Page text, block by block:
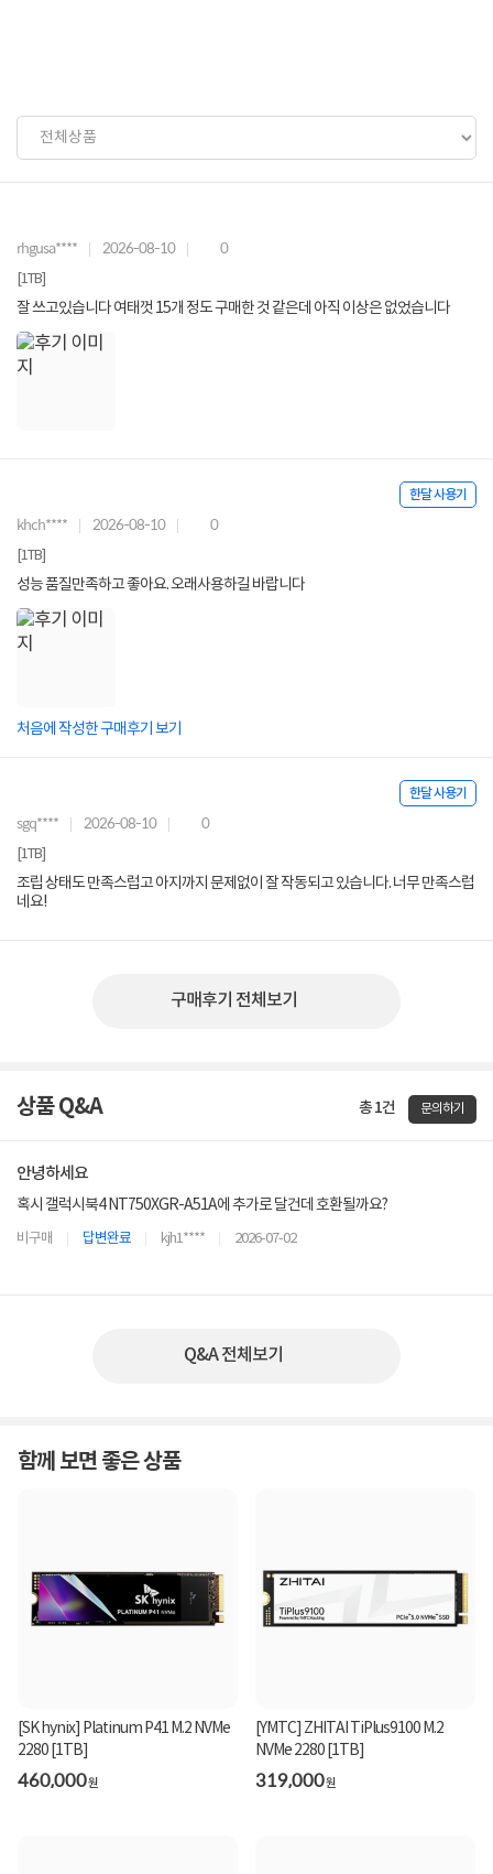
rhgusa**** 2026-08-10 0
[1TB]
잘 쓰고있습니다 여태껏 15개 정도 구매한 것 같은데 아직 이상은 없었습니다
한달 사용기
khch**** 2026-08-10 0
[1TB]
성능 품질만족하고 좋아요. 오래사용하길 바랍니다
처음에 작성한 구매후기 보기
한달 사용기
sgq**** 2026-08-10 0
[1TB]
조립 상태도 만족스럽고 아지까지 문제없이 잘 작동되고 있습니다. 너무 만족스럽
네요!
구매후기 전체보기
상품 Q&A 총 1건 문의하기
안녕하세요
혹시 갤럭시북4 NT750XGR-A51A에 추가로 달건데 호환될까요?
비구매 답변완료 kjh1**** 2026-07-02
Q&A 전체보기
함께 보면 좋은 상품
[SK hynix] Platinum P41 M.2 NVMe
2280 [1TB]
460,000원
[YMTC] ZHITAI TiPlus9100 M.2
NVMe 2280 [1TB]
319,000원